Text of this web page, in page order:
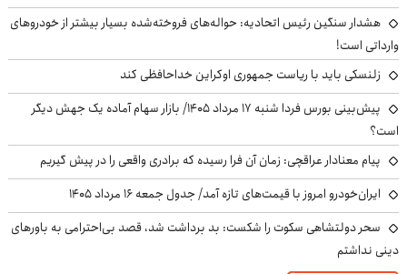
هشدار سنگین رئیس اتحادیه: حواله‌های فروخته‌شده بسیار بیشتر از خودروهای
وارداتی است!
زلنسکی باید با ریاست جمهوری اوکراین خداحافظی کند
پیش‌بینی بورس فردا شنبه ۱۷ مرداد ۱۴۰۵/ بازار سهام آماده یک جهش دیگر
است؟
پیام معنادار عراقچی: زمان آن فرا رسیده که برادری واقعی را در پیش گیریم
ایران‌خودرو امروز با قیمت‌های تازه آمد/ جدول جمعه ۱۶ مرداد ۱۴۰۵
سحر دولتشاهی سکوت را شکست: بد برداشت شد، قصد بی‌احترامی به باورهای
دینی نداشتم